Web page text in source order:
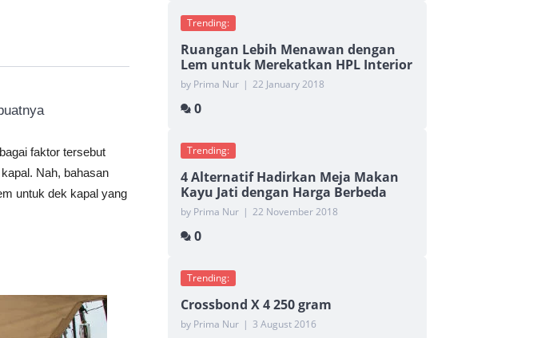
faktor tersebut
Nah, bahasan
untuk dek kapal yang
Trending:
Ruangan Lebih Menawan dengan
Lem untuk Merekatkan HPL Interior
by Prima Nur | 22 January 2018
0
Trending:
4 Alternatif Hadirkan Meja Makan
Kayu Jati dengan Harga Berbeda
by Prima Nur | 22 November 2018
0
Trending:
Crossbond X 4 250 gram
by Prima Nur | 3 August 2016